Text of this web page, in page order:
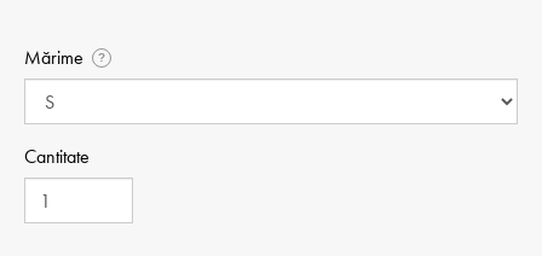
Mărime ?
Cantitate